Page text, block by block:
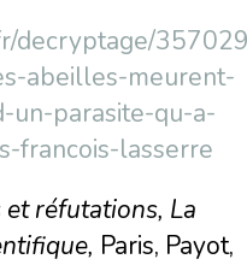
decryptage/
abeilles-meurent-
un-parasite-qu-a-
francois-lasserre
réfutations, La
Paris, Payot,